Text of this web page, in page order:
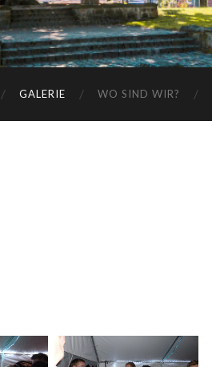
GALERIE WO SIND WIR?